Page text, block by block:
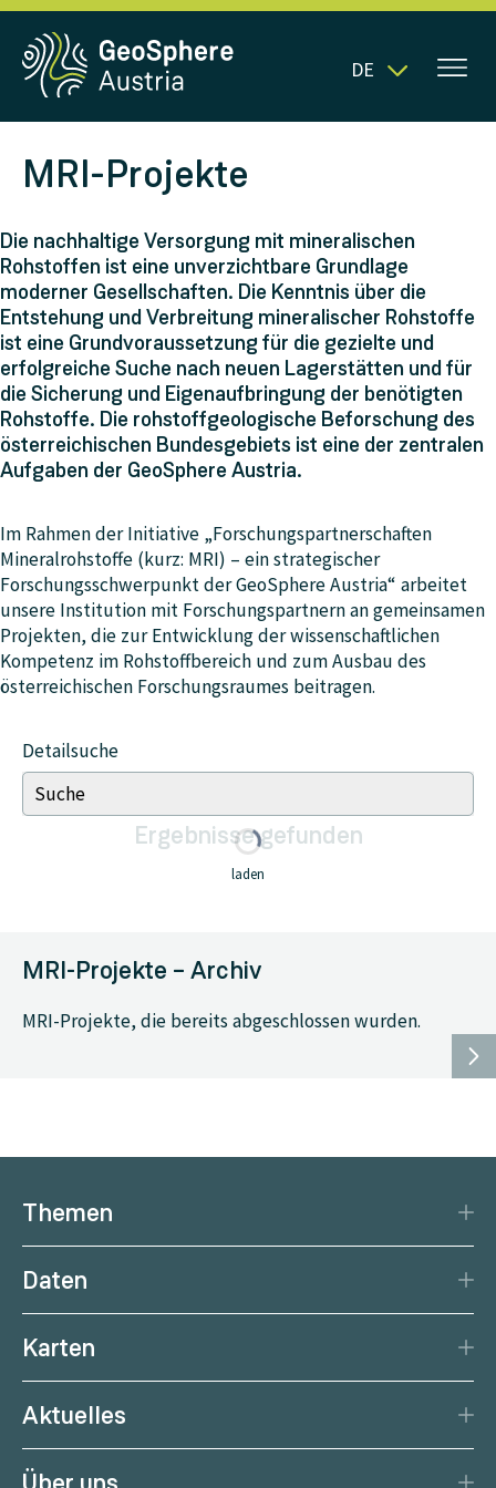
DE
MRI-Projekte
Die nachhaltige Versorgung mit mineralischen
Rohstoffen ist eine unverzichtbare Grundlage
moderner Gesellschaften. Die Kenntnis über die
Entstehung und Verbreitung mineralischer Rohstoffe
ist eine Grundvoraussetzung für die gezielte und
erfolgreiche Suche nach neuen Lagerstätten und für
die Sicherung und Eigenaufbringung der benötigten
Rohstoffe. Die rohstoffgeologische Beforschung des
österreichischen Bundesgebiets ist eine der zentralen
Aufgaben der GeoSphere Austria.
Im Rahmen der Initiative „Forschungspartnerschaften
Mineralrohstoffe (kurz: MRI) – ein strategischer
Forschungsschwerpunkt der GeoSphere Austria“ arbeitet
unsere Institution mit Forschungspartnern an gemeinsamen
Projekten, die zur Entwicklung der wissenschaftlichen
Kompetenz im Rohstoffbereich und zum Ausbau des
österreichischen Forschungsraumes beitragen.
Detailsuche
Ergebnissegefunden
laden
MRI-Projekte – Archiv
MRI-Projekte, die bereits abgeschlossen wurden.
Themen
Klima
Daten
Datenzentrum
Karten
Aktuelles Wetter
Wetterprognose
Aktuelles
News